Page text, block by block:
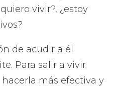
vivir?, ¿estoy
de acudir a él
Para salir a vivir
más efectiva y